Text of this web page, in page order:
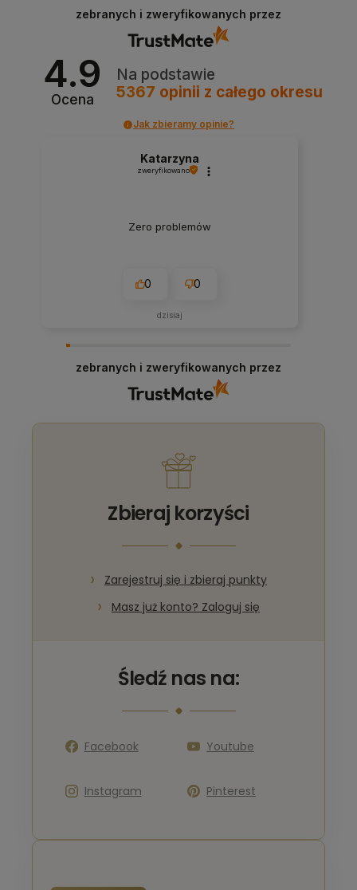
zebranych i zweryfikowanych przez
4.9
Ocena
Na podstawie
5367 opinii z całego okresu
Jak zbieramy opinie?
Katarzyna
zweryfikowano
Zero problemów
0 0
dzisiaj
zebranych i zweryfikowanych przez
Zbieraj korzyści
Zarejestruj się i zbieraj punkty
Masz już konto? Zaloguj się
Śledź nas na:
Facebook Youtube
Instagram Pinterest